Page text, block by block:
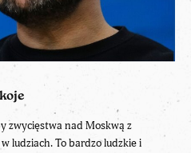
zwycięstwa nad Moskwą z
ludziach. To bardzo ludzkie i